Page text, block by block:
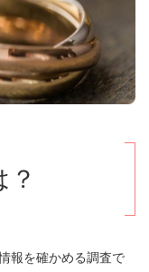
報を確かめる調査で